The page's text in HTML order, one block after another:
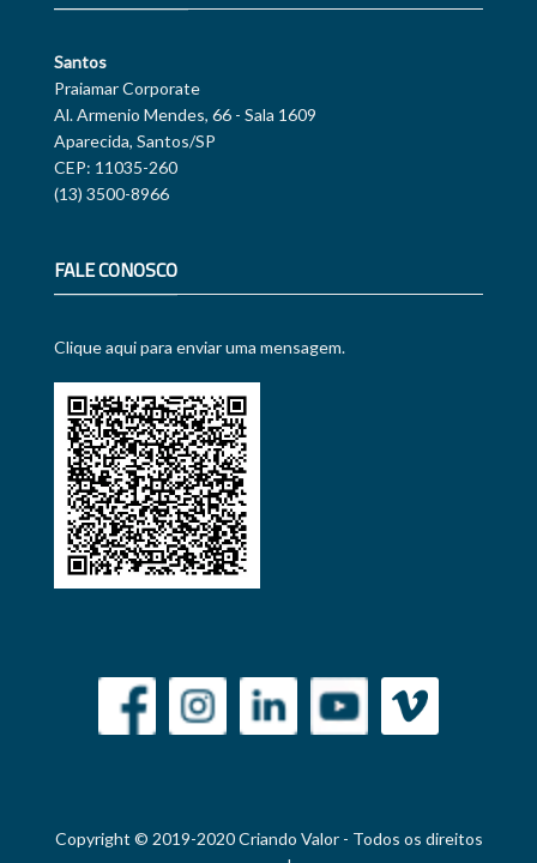
Santos
Praiamar Corporate
Al. Armenio Mendes, 66 - Sala 1609
Aparecida, Santos/SP
CEP: 11035-260
(13) 3500-8966
FALE CONOSCO
Clique aqui para enviar uma mensagem.
Copyright © 2019-2020 Criando Valor - Todos os direitos